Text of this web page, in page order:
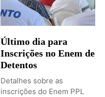
Último dia para
Inscrições no Enem de
Detentos
Detalhes sobre as
inscrições do Enem PPL